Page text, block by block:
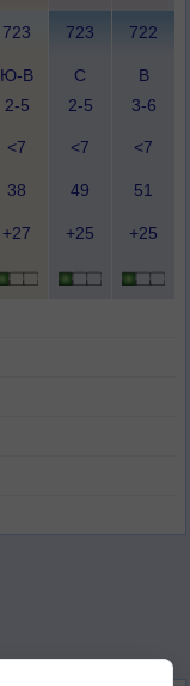
723 723 722
Ю-В
2-5
С
2-5
В
3-6
<7 <7 <7
38 49 51
+27 +25 +25